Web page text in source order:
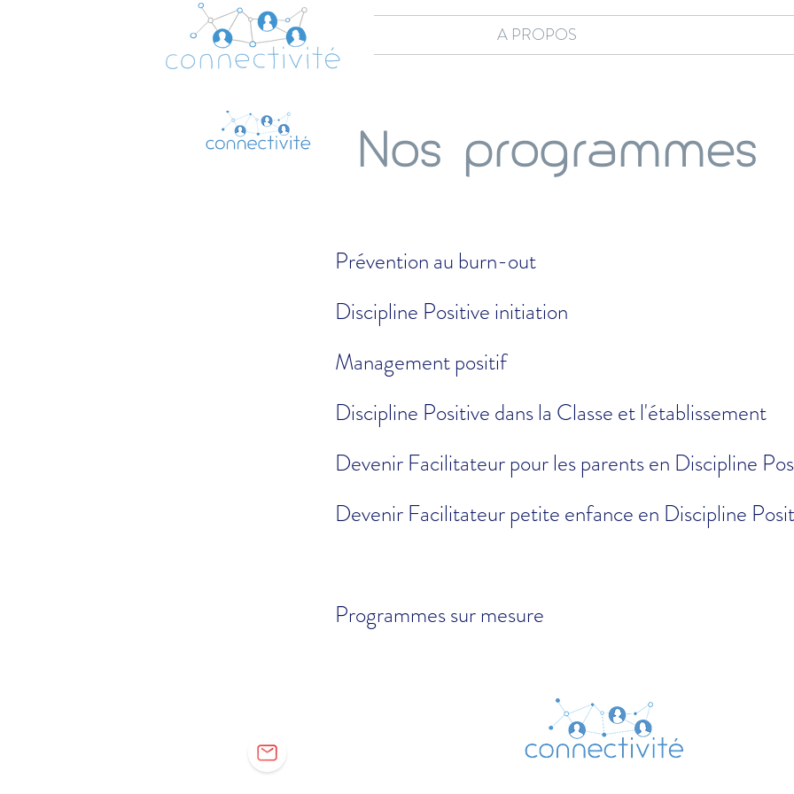
A PROPOS
Nos programmes
Prévention au burn-out
Discipline Positive initiation
Management positif
Discipline Positive dans la Classe et l'établissement
Devenir Facilitateur pour les parents en Discipline
Devenir Facilitateur petite enfance en Discipline
Programmes sur mesure